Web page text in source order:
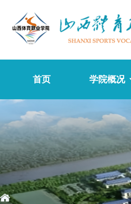
首页 学院概况